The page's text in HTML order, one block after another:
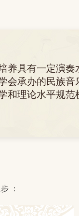
养具有一定演
会承办的民族
和理论水平规范
：